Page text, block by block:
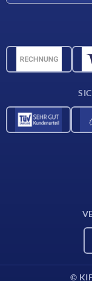
CAD-Daten
©